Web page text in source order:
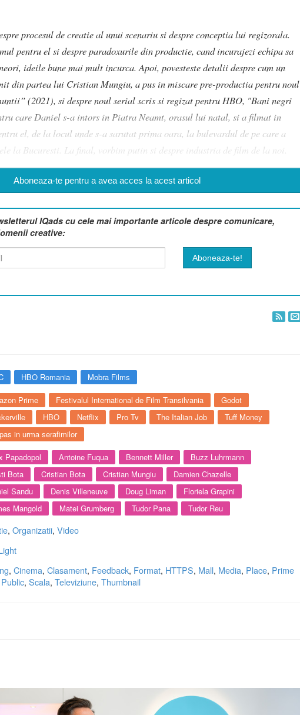
procesul de creatie al unui scenariu si despre conceptia lui regizorala.
pentru el si despre paradoxurile din productie, cand incurajezi echipa sa
ideile bune mai mult incurca. Apoi, povesteste detalii despre cum un
din partea lui Cristian Mungiu, a pus in miscare pre-productia pentru noul
(2021), si despre noul serial scris si regizat pentru HBO, "Bani negri
care Daniel s-a intors in Piatra Neamt, orasul lui natal, si a filmat in
el, de la locul unde s-a sarutat prima oara, la bulevardul de pe care a
la Bucuresti. La final, vorbim putin si despre industria de film de la noi.
Aboneaza-te pentru a avea acces la acest articol
IQads cu cele mai importante articole despre comunicare,
creative:
HBO Romania Mobra Films
Prime Festivalul International de Film Transilvania
Godot
HBO Netflix Pro Tv The Italian Job
Tuff Money
in urma serafimilor
Papadopol Antoine Fuqua Bennett Miller
Buzz Luhrmann
Bota
Cristian Bota Cristian Mungiu
Damien Chazelle
Sandu
Denis Villeneuve Doug Liman
Floriela Grapini
Mangold
Matei Grumberg Tudor Pana Tudor Reu
, Organizatii, Video
, Cinema, Clasament, Feedback, Format, HTTPS, Mall, Media, Place, Prime
Public, Scala, Televiziune, Thumbnail